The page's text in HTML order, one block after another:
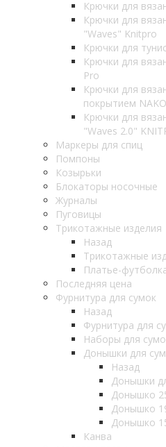
Крючки для
Крючки для
"Waves" Knitpro
Крючки для
Крючки для
Pro
Крючки для
покрытием NAKO
Крючки для
"Waves 2.0"
Маркеры для спиц
Помпоны
Козырьки
Блокаторы носочные
Журналы
Пуговицы
Трикотажные изделия
Назад
Трикотажные
Платье-
Последняя цена
Фурнитура для сумок
Назад
Фурнитура для
Наборы для
Донышки для
Назад
Донышки
Донышко
Донышко
Донышко
Канва